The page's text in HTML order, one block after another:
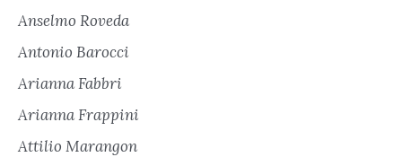
Anselmo Roveda
Antonio Barocci
Arianna Fabbri
Arianna Frappini
Attilio Marangon